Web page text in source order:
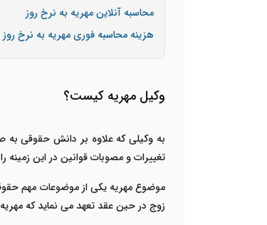
محاسبه آنلاین مهریه به نرخ روز
هزینه محاسبه فوری مهریه به نرخ
وکیل مهریه کیست؟
به وکیلی که علاوه بر دانش حقوقی به
تغییرات و مصوبات قوانین در این
موضوع مهریه یکی از موضوعات مهم
زوج در حین عقد تعهد می نماید که